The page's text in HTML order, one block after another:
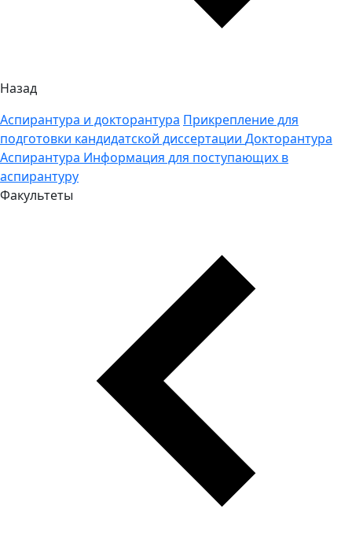
Назад
Аспирантура и докторантура Прикрепление для
подготовки кандидатской диссертации Докторантура
Аспирантура Информация для поступающих в
аспирантуру
Факультеты